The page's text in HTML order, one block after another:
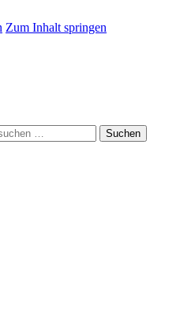
Zum Inhalt springen
Suchen